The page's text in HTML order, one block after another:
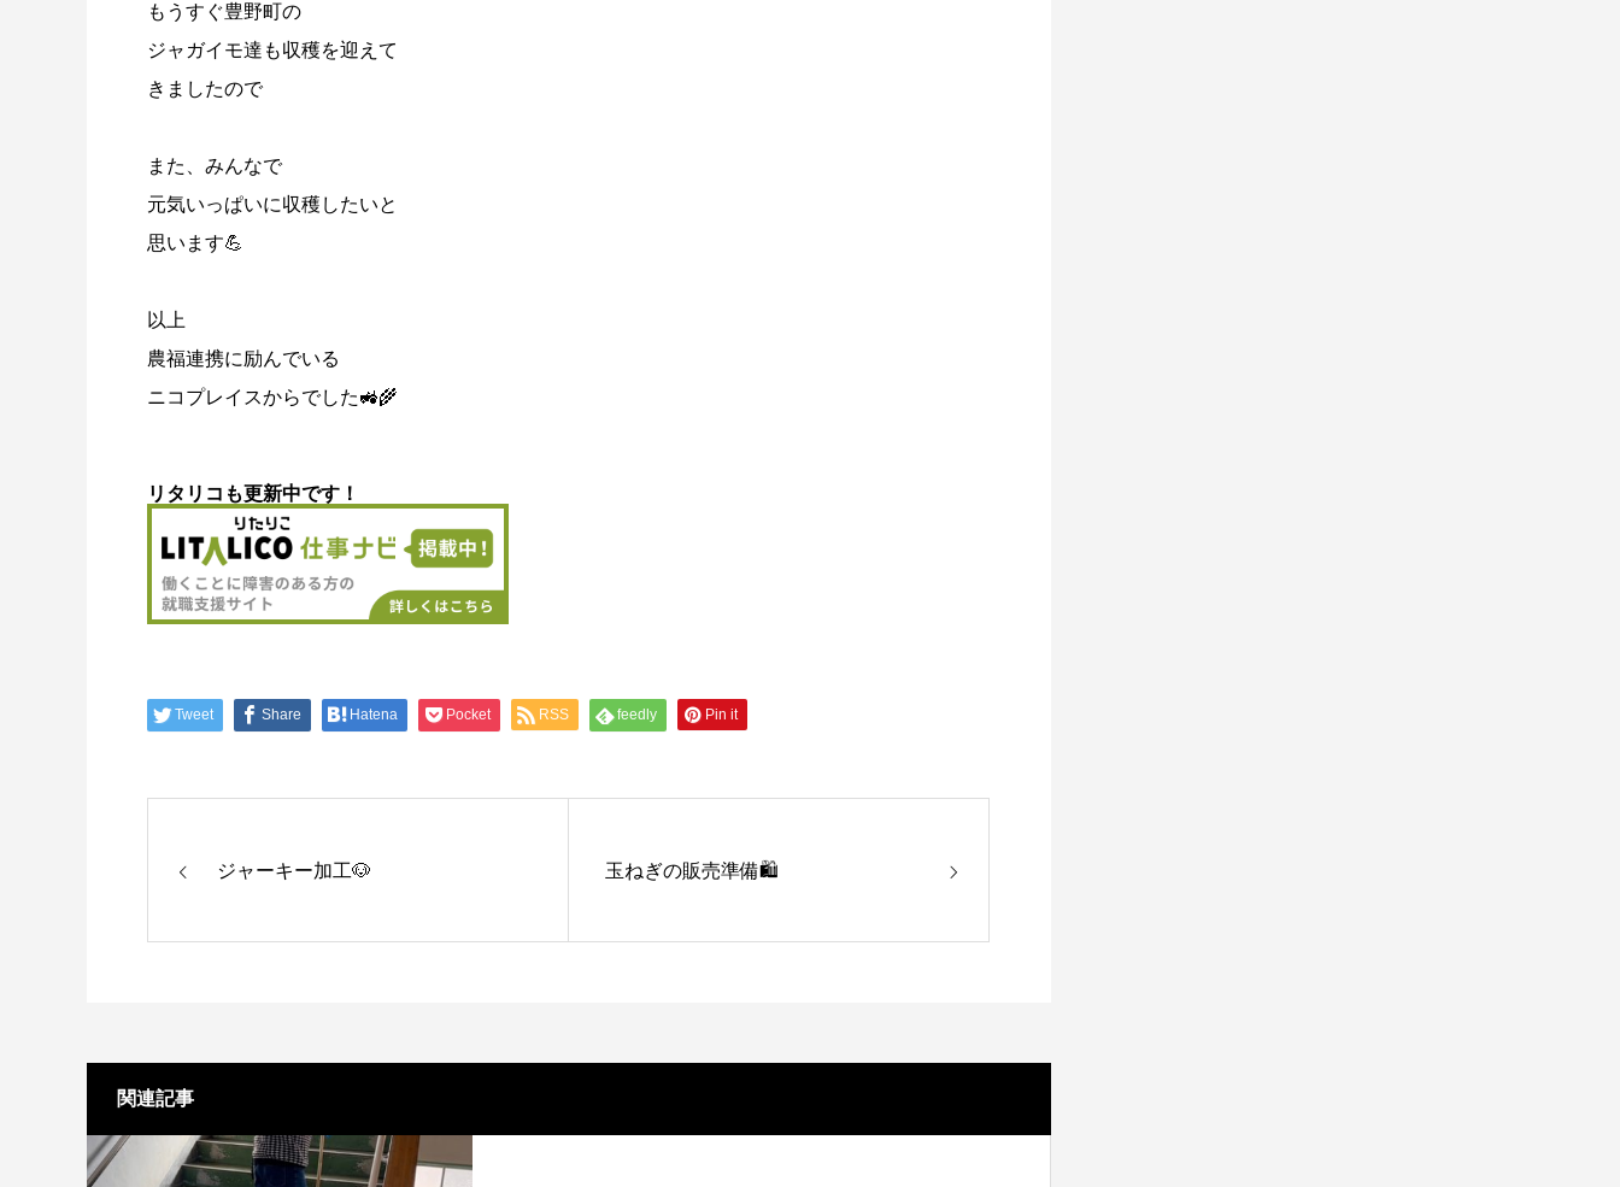
もうすぐ豊野町の
ジャガイモ達も収穫を迎えて
きましたので
また、みんなで
元気いっぱいに収穫したいと
思います💪
以上
農福連携に励んでいる
ニコプレイスからでした🚜🌾
リタリコも更新中です！
Tweet Share Hatena Pocket RSS feedly Pin it
ジャーキー加工🐶 玉ねぎの販売準備🛍
関連記事